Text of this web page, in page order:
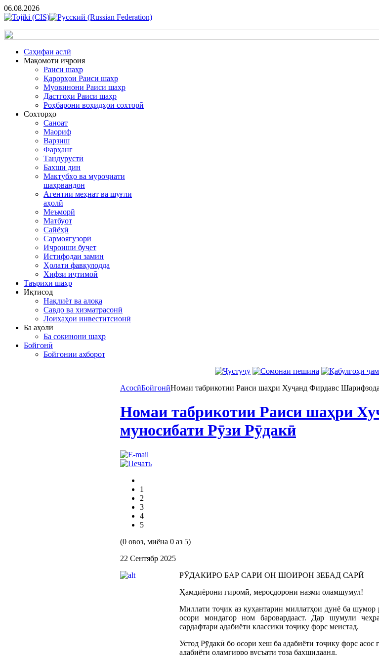
06.08.2026
Cаҳифаи аслӣ
Мақомоти иҷроия
Раиси шаҳр
Қарорҳои Раиси шаҳр
Муовинони Раиси шаҳр
Дастгоҳи Раиси шаҳр
Роҳбарони воҳидҳои сохторӣ
Сохторҳо
Саноат
Маориф
Варзиш
Фарҳанг
Тандурустӣ
Бахши дин
Мактубҳо ва муроҷиати
шаҳрвандон
Агентии меҳнат ва шуғли
аҳолӣ
Меъморӣ
Матбуот
Сайёҳӣ
Сармоягузорӣ
Иҷроиши буҷет
Истифодаи замин
Ҳолати фавқулодда
Хифзи иҷтимоӣ
Таърихи шаҳр
Иқтисод
Нақлиёт ва алоқа
Савдо ва хизматрасонӣ
Лоиҳаҳои инвеститсионӣ
Ба аҳолӣ
Ба сокинони шаҳр
Бойгонӣ
Бойгонии ахборот
АсосӣБойгонӣНомаи табрикотии Раиси шаҳри Хуҷанд Фирдавс
Номаи табрикотии Раиси шаҳри
муносибати Рӯзи Рӯдакӣ
1
2
3
4
5
(0 овоз, миёна 0 аз 5)
22 Сентябр 2025
РӮДАКИРО БАР САРИ ОН ШОИРОН ЗЕБАД САРӢ
Ҳамдиёрони гиромӣ, меросдорони назми оламшумул!
Миллати тоҷик аз куҳантарин миллатҳои дунё ба
осори мондагор ном баровардааст. Дар шумули
сардафтари адабиёти классики тоҷику форс меистад.
Устод Рӯдакӣ бо осори хеш ба адабиёти тоҷику форс
адабиёти оламгирро вусъати тоза бахшидаанд.